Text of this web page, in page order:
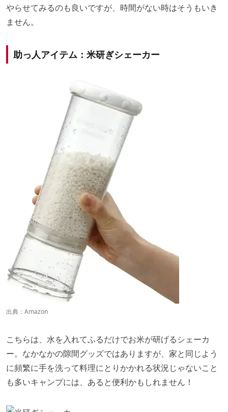
やらせてみるのも良いですが、時間がない時はそうもいき
ません。
助っ人アイテム：米研ぎシェーカー
出典： Amazon
こちらは、水を入れてふるだけでお米が研げるシェーカ
ー。なかなかの隙間グッズではありますが、家と同じよう
に頻繁に手を洗って料理にとりかかれる状況じゃないこと
も多いキャンプには、あると便利かもしれません！